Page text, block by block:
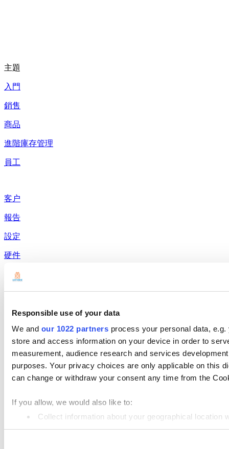
Responsible use of your data
We and our 1022 partners process your personal data,
store and access information on your device in order to
measurement, audience research and services
purposes. Your privacy choices are only applicable on this
can change or withdraw your consent any time from the
If you allow, we would also like to:
Collect information about your geographical
Identify your device by actively scanning it for
主題
入門
銷售
商品
進階庫存管理
員工
客户
報告
設定
硬件
付款
產品展示
Loyverse POS
儀表板
客戶顯示系統
進階庫存管理系統
員工管理